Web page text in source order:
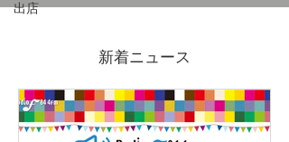
出店
ト3倍DAYS新着ニュース